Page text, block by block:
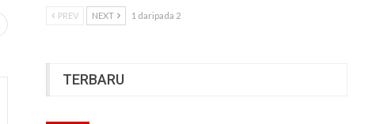
PREV NEXT 1 daripada 2
TERBARU